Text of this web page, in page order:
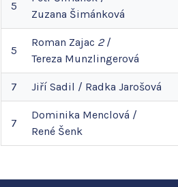
5
Zuzana Šimánková
5
Roman Zajac 2/
Tereza Munzlingerová
7 Jiří Sadil / Radka Jarošová
7
Dominika Menclová /
René Šenk